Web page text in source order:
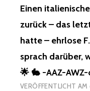
Einen
zurück – das
hatte – ehrlose
sprach darüber,
🌟 🐇 -AAZ-
VERÖFFENTLICHT AM